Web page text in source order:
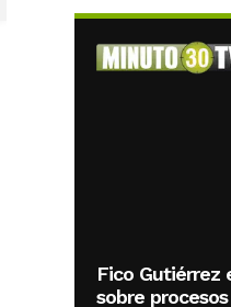
Fico Gutiérrez
sobre